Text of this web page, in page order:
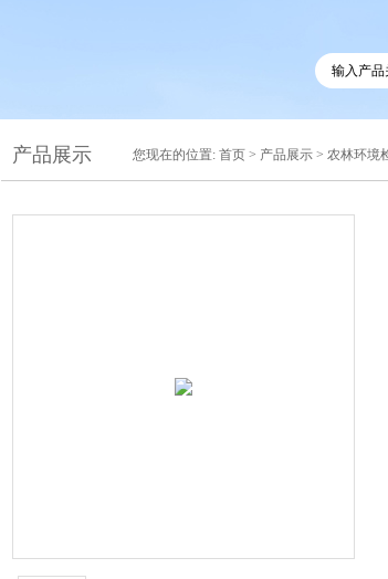
产品展示 您现在的位置: 首页 > 产品展示 > 农林环境